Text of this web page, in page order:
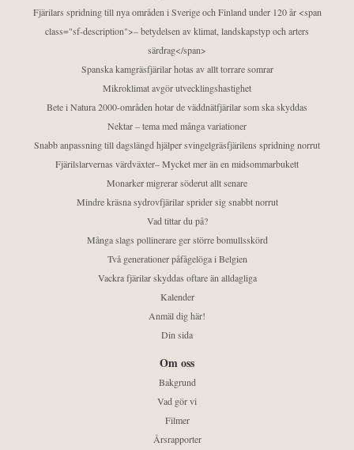
Fjärilars spridning till nya områden i Sverige och Finland under 120 år <span
class="sf-description">– betydelsen av klimat, landskapstyp och arters
särdrag</span>
Spanska kamgräsfjärilar hotas av allt torrare somrar
Mikroklimat avgör utvecklingshastighet
Bete i Natura 2000-områden hotar de väddnätfjärilar som ska skyddas
Nektar – tema med många variationer
Snabb anpassning till dagslängd hjälper svingelgräsfjärilens spridning norrut
Fjärilslarvernas värdväxter– Mycket mer än en midsommarbukett
Monarker migrerar söderut allt senare
Mindre kräsna sydrovfjärilar sprider sig snabbt norrut
Vad tittar du på?
Många slags pollinerare ger större bomullsskörd
Två generationer påfågelöga i Belgien
Vackra fjärilar skyddas oftare än alldagliga
Kalender
Anmäl dig här!
Din sida
Om oss
Bakgrund
Vad gör vi
Filmer
Årsrapporter